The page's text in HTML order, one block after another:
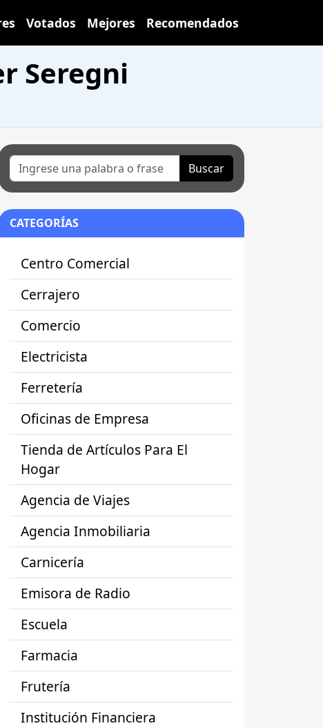
Votados Mejores Recomendados
Seregni
Buscar
CATEGORÍAS
Centro Comercial
Cerrajero
Comercio
Electricista
Ferretería
Oficinas de Empresa
Tienda de Artículos Para El
Hogar
Agencia de Viajes
Agencia Inmobiliaria
Carnicería
Emisora de Radio
Escuela
Farmacia
Frutería
Institución Financiera